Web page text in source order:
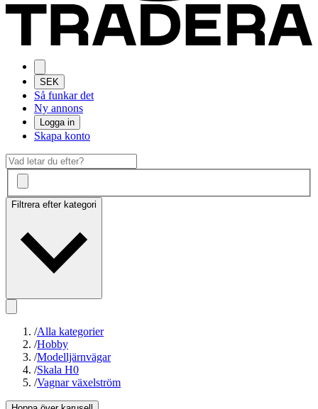
SEK
Så funkar det
Ny annons
Logga in
Skapa konto
Filtrera efter kategori
/Alla kategorier
/Hobby
/Modelljärnvägar
/Skala H0
/Vagnar växelström